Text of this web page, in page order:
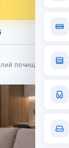
почищено